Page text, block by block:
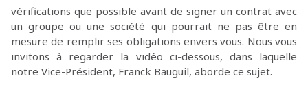
vérifications que possible avant de signer un contrat avec
un groupe ou une société qui pourrait ne pas être en
mesure de remplir ses obligations envers vous. Nous vous
invitons à regarder la vidéo ci-dessous, dans laquelle
notre Vice-Président, Franck Bauguil, aborde ce sujet.